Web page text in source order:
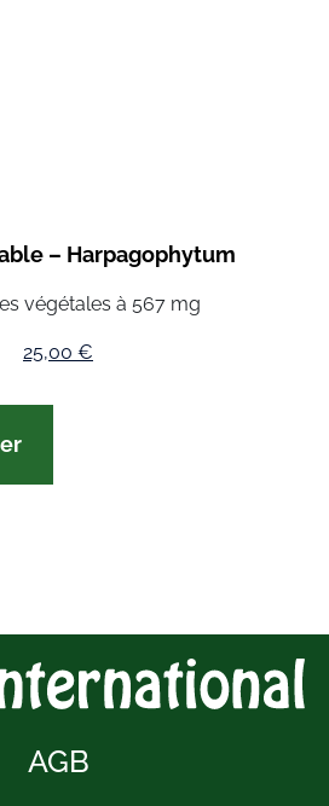
– Harpagophytum
végétales à 567 mg
25,00 €
AGB